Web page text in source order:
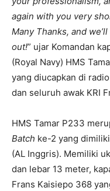
again with you very
Many Thanks, and
out!” ujar Komandan
(Royal Navy) HMS
yang diucapkan di
dan seluruh awak KRI
HMS Tamar P233
Batch ke-2 yang
(AL Inggris). Memiliki
dan lebar 13 meter,
Frans Kaisiepo 368